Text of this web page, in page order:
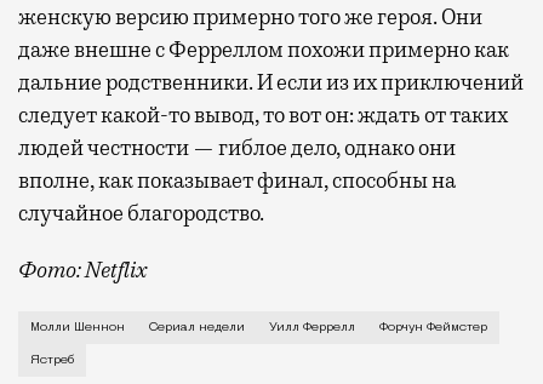
женскую версию примерно того же героя. Они
даже внешне с Ферреллом похожи примерно как
дальние родственники. И если из их приключений
следует какой-то вывод, то вот он: ждать от таких
людей честности — гиблое дело, однако они
вполне, как показывает финал, способны на
случайное благородство.
Фото: Netflix
Когда-то Лонни Хокинс (Уилл Феррелл) был
Молли Шеннон Сериал недели Уилл Феррелл Форчун Феймстер
Ястреб